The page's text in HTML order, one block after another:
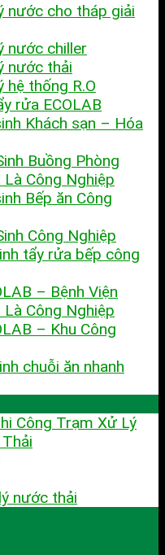
nước cho tháp giải
nước chiller
nước thải
hệ thống R.O
rửa ECOLAB
Khách sạn – Hóa
Buồng Phòng
Là Công Nghiệp
Bếp ăn Công
Công Nghiệp
tẩy rửa bếp công
– Bệnh Viện
Là Công Nghiệp
– Khu Công
chuỗi ăn nhanh
Công Trạm Xử Lý
nước thải